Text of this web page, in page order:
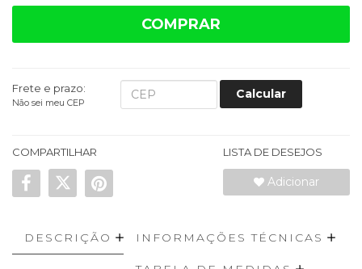
COMPRAR
Frete e prazo:
Não sei meu CEP
Calcular
COMPARTILHAR LISTA DE DESEJOS
Adicionar
DESCRIÇÃO INFORMAÇÕES TÉCNICAS